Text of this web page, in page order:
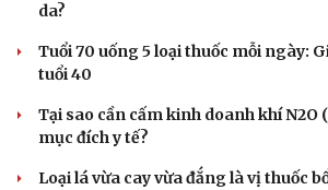
Cải chính
da?
Tuổi 70 uống 5 loại thuốc mỗi ngày:
tuổi 40
Tại sao cần cấm kinh doanh khí N2O
mục đích y tế?
Loại lá vừa cay vừa đắng là vị thuốc